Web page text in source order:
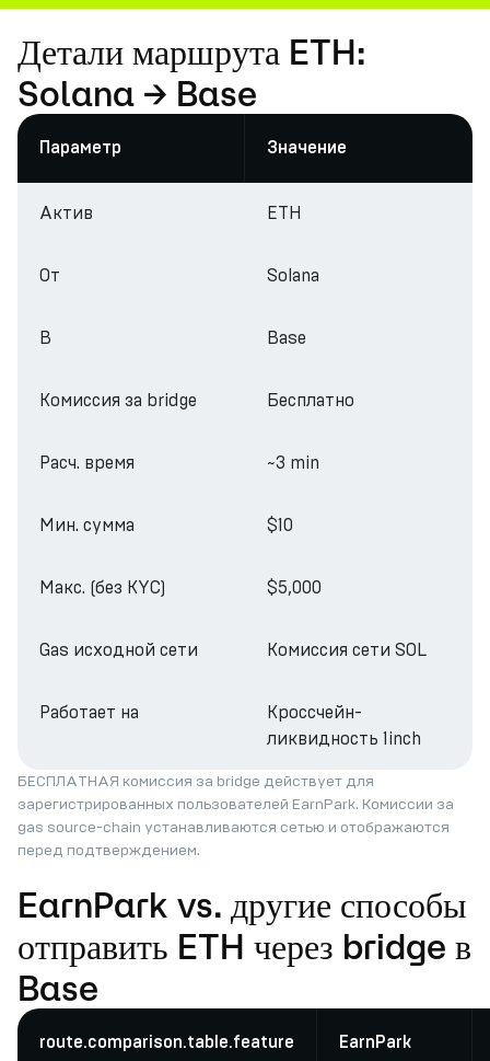
Детали маршрута ETH:
Solana → Base
Параметр Значение
Актив ETH
От Solana
В Base
Комиссия за bridge Бесплатно
Расч. время ~3 min
Мин. сумма $10
Макс. (без KYC) $5,000
Gas исходной сети Комиссия сети SOL
Работает на
Кроссчейн-
ликвидность 1inch
БЕСПЛАТНАЯ комиссия за bridge действует для
зарегистрированных пользователей EarnPark. Комиссии за
gas source-chain устанавливаются сетью и отображаются
перед подтверждением.
EarnPark vs. другие способы
отправить ETH через bridge в
Base
route.comparison.table.feature EarnPark